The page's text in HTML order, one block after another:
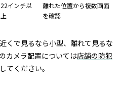
22インチ以
上
離れた位置から複数画面
を確認
くで見るなら小型、離れて見るな
カメラ配置については店舗の防犯
てください。